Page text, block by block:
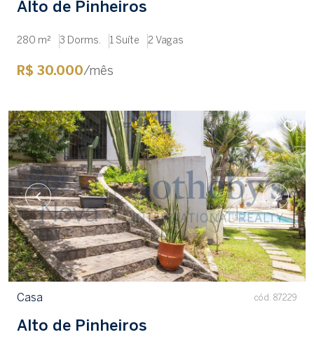
Alto de Pinheiros
280 m² 3 Dorms. 1 Suíte 2 Vagas
R$ 30.000/mês
Casa cód. 87229
Alto de Pinheiros